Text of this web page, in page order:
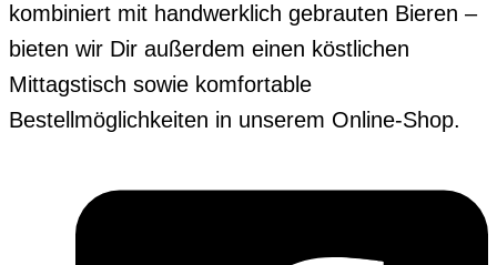
kombiniert mit handwerklich gebrauten Bieren –
bieten wir Dir außerdem einen köstlichen
Mittagstisch sowie komfortable
Bestellmöglichkeiten in unserem Online-Shop.